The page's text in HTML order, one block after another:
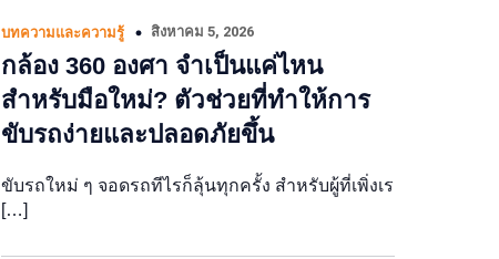
บทความและความรู้ สิงหาคม 5, 2026
กล้อง 360 องศา จำเป็นแค่ไหน
สำหรับมือใหม่? ตัวช่วยที่ทำให้การ
ขับรถง่ายและปลอดภัยขึ้น
ขับรถใหม่ ๆ จอดรถทีไรก็ลุ้นทุกครั้ง สำหรับผู้ที่เพิ่งเร
[…]